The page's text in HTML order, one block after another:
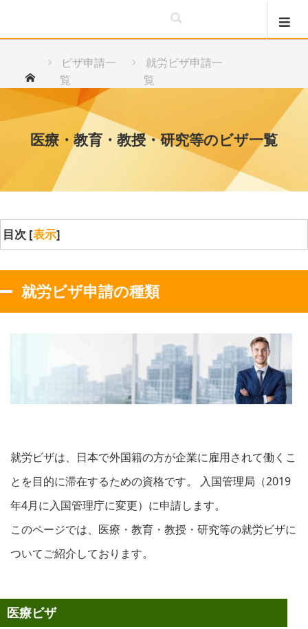
ホーム
ビザ申請一
覧
就労ビザ申請一
覧
医療・教育・教授・研究等のビザ一覧
医療・教育・教授・研究等のビザ一覧
目次 [表示]
就労ビザ申請の種類
就労ビザは、日本で外国籍の方が企業に雇用されて働くこ
とを目的に滞在するための資格です。 入国管理局（2019
年4月に入国管理庁に変更）に申請します。
このページでは、医療・教育・教授・研究等の就労ビザに
ついてご紹介しております。
医療ビザ